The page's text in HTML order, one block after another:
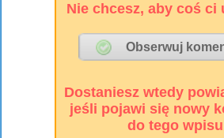
Nie chcesz, aby coś ci
Dostaniesz wtedy
jeśli pojawi się nowy
do tego